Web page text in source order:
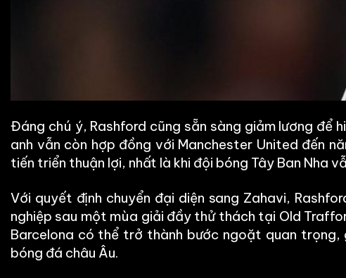
Đáng chú ý, Rashford cũng sẵn sàng giảm lương để
anh vẫn còn hợp đồng với Manchester United đến
tiến triển thuận lợi, nhất là khi đội bóng Tây Ban Nha
Với quyết định chuyển đại diện sang Zahavi,
nghiệp sau một mùa giải đầy thử thách tại Old
Barcelona có thể trở thành bước ngoặt quan
bóng đá châu Âu.